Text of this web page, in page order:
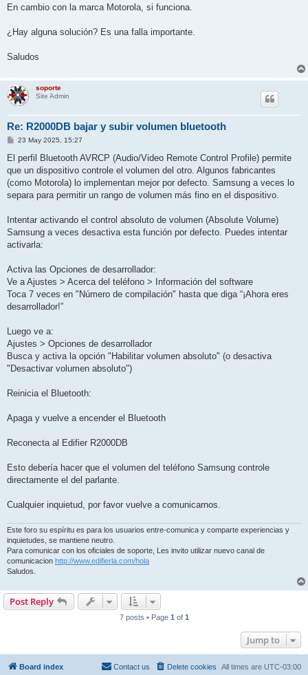
En cambio con la marca Motorola, si funciona.
¿Hay alguna solución? Es una falla importante.
Saludos
soporte
Site Admin
Re: R2000DB bajar y subir volumen bluetooth
P
s
23 May 2025, 15:27
El perfil Bluetooth AVRCP (Audio/Video Remote Control Profile) permite
que un dispositivo controle el volumen del otro. Algunos fabricantes
(como Motorola) lo implementan mejor por defecto. Samsung a veces lo
separa para permitir un rango de volumen más fino en el dispositivo.
Intentar activando el control absoluto de volumen (Absolute Volume)
Samsung a veces desactiva esta función por defecto. Puedes intentar
activarla:
Activa las Opciones de desarrollador:
Ve a Ajustes > Acerca del teléfono > Información del software
Toca 7 veces en "Número de compilación" hasta que diga “¡Ahora eres
desarrollador!”
Luego ve a:
Ajustes > Opciones de desarrollador
Busca y activa la opción "Habilitar volumen absoluto" (o desactiva
"Desactivar volumen absoluto")
Reinicia el Bluetooth:
Apaga y vuelve a encender el Bluetooth
Reconecta al Edifier R2000DB
Esto debería hacer que el volumen del teléfono Samsung controle
directamente el del parlante.
Cualquier inquietud, por favor vuelve a comunicarnos.
Este foro su espíritu es para los usuarios entre-comunica y comparte experiencias y
inquietudes, se mantiene neutro.
Para comunicar con los oficiales de soporte, Les invito utilizar nuevo canal de
comunicacion http://www.edifierla.com/hola
Saludos.
Post Reply
7 posts • Page 1 of 1
Jump to
Board index All times are UTC-03:00
Delete cookies
Contact us